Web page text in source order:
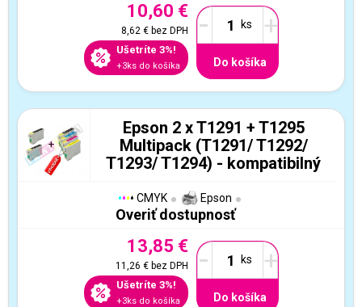
10,60 €
8,62 €bez DPH
Ušetríte 3%!
+3ks do košíka
- +
Do košíka
Epson 2 x T1291 + T1295
Multipack (T1291/ T1292/
T1293/ T1294) - kompatibilný
CMYK Epson
Overiť dostupnosť
13,85 €
11,26 €bez DPH
Ušetríte 3%!
+3ks do košíka
- +
Do košíka